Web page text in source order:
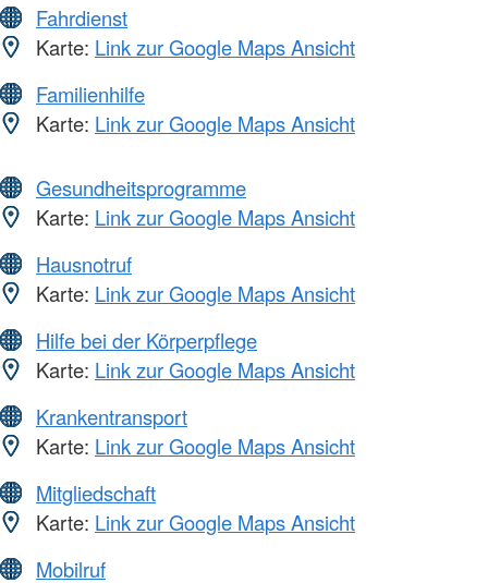
Fahrdienst
Karte: Link zur Google Maps Ansicht
Familienhilfe
Karte: Link zur Google Maps Ansicht
Gesundheitsprogramme
Karte: Link zur Google Maps Ansicht
Hausnotruf
Karte: Link zur Google Maps Ansicht
Hilfe bei der Körperpflege
Karte: Link zur Google Maps Ansicht
Krankentransport
Karte: Link zur Google Maps Ansicht
Mitgliedschaft
Karte: Link zur Google Maps Ansicht
Mobilruf